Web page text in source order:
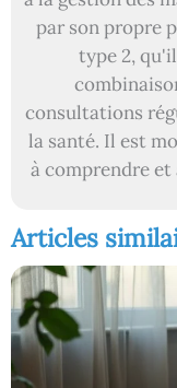
par son propre
type 2,
consultations
la santé. Il est
à comprendre et
Articles